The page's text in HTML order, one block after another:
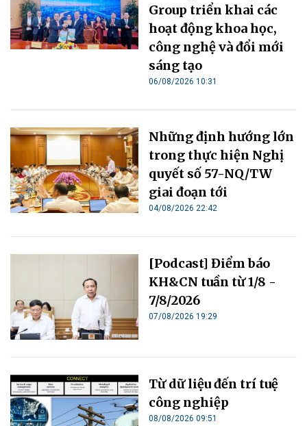
Group triển khai các
hoạt động khoa học,
công nghệ và đổi mới
sáng tạo
06/08/2026 10:31
Những định hướng lớn
trong thực hiện Nghị
quyết số 57-NQ/TW
giai đoạn tới
04/08/2026 22:42
[Podcast] Điểm báo
KH&CN tuần từ 1/8 -
7/8/2026
07/08/2026 19:29
Từ dữ liệu đến trí tuệ
công nghiệp
08/08/2026 09:51